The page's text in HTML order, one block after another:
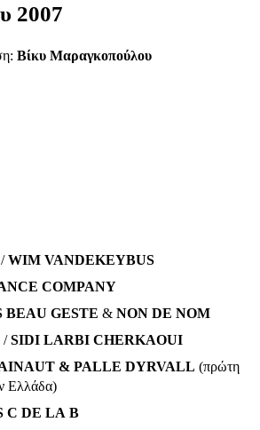
2007
Βίκυ Μαραγκοπούλου
/WIM VANDEKEYBUS
COMPANY
BEAU GESTE & NON DE NOM
/SIDI LARBI CHERKAOUI
& PALLE DYRVALL (πρώτη
Ελλάδα)
C DE LA B